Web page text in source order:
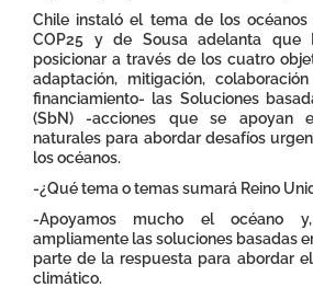
Chile instaló el tema de los
COP25 y de Sousa adelanta que
posicionar a través de los cuatro
adaptación, mitigación,
financiamiento- las Soluciones
(SbN) -acciones que se apoyan
naturales para abordar desafíos
los océanos.
-¿Qué tema o temas sumará Reino
-Apoyamos mucho el océano
ampliamente las soluciones basadas
parte de la respuesta para abordar
climático.